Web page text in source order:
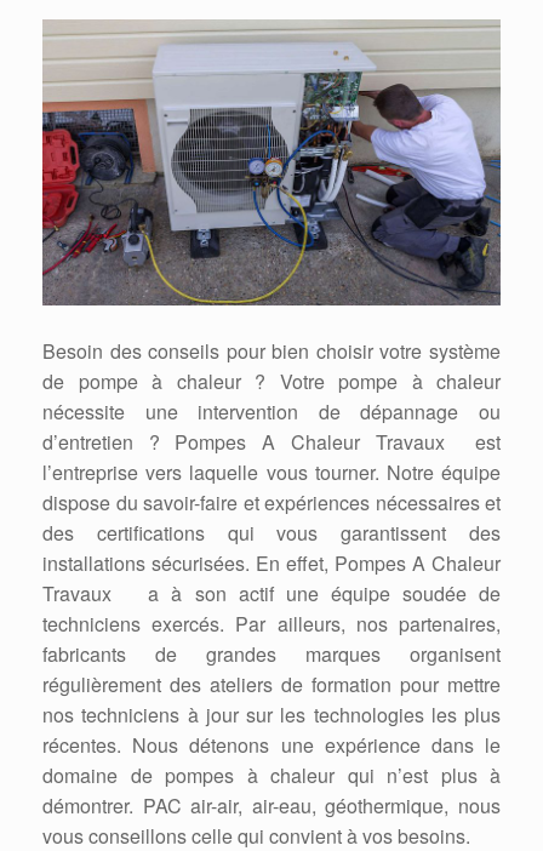
Besoin des conseils pour bien choisir votre système
de pompe à chaleur ? Votre pompe à chaleur
nécessite une intervention de dépannage ou
d’entretien ? Pompes A Chaleur Travaux est
l’entreprise vers laquelle vous tourner. Notre équipe
dispose du savoir-faire et expériences nécessaires et
des certifications qui vous garantissent des
installations sécurisées. En effet, Pompes A Chaleur
Travaux a à son actif une équipe soudée de
techniciens exercés. Par ailleurs, nos partenaires,
fabricants de grandes marques organisent
régulièrement des ateliers de formation pour mettre
nos techniciens à jour sur les technologies les plus
récentes. Nous détenons une expérience dans le
domaine de pompes à chaleur qui n’est plus à
démontrer. PAC air-air, air-eau, géothermique, nous
vous conseillons celle qui convient à vos besoins.